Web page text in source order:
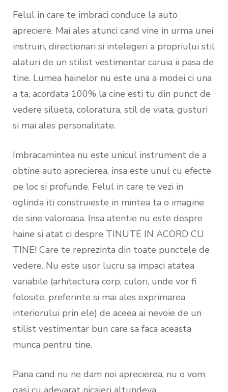
Felul in care te imbraci conduce la auto
apreciere. Mai ales atunci cand vine in urma unei
instruiri, directionari si intelegeri a propriului stil
alaturi de un stilist vestimentar caruia ii pasa de
tine. Lumea hainelor nu este una a modei ci una
a ta, acordata 100% la cine esti tu din punct de
vedere silueta, coloratura, stil de viata, gusturi
si mai ales personalitate.
Imbracamintea nu este unicul instrument de a
obtine auto aprecierea, insa este unul cu efecte
pe loc si profunde. Felul in care te vezi in
oglinda iti construieste in mintea ta o imagine
de sine valoroasa. Insa atentie nu este despre
haine si atat ci despre TINUTE IN ACORD CU
TINE! Care te reprezinta din toate punctele de
vedere. Nu este usor lucru sa impaci atatea
variabile (arhitectura corp, culori, unde vor fi
folosite, preferinte si mai ales exprimarea
interiorului prin ele) de aceea ai nevoie de un
stilist vestimentar bun care sa faca aceasta
munca pentru tine.
Pana cand nu ne dam noi aprecierea, nu o vom